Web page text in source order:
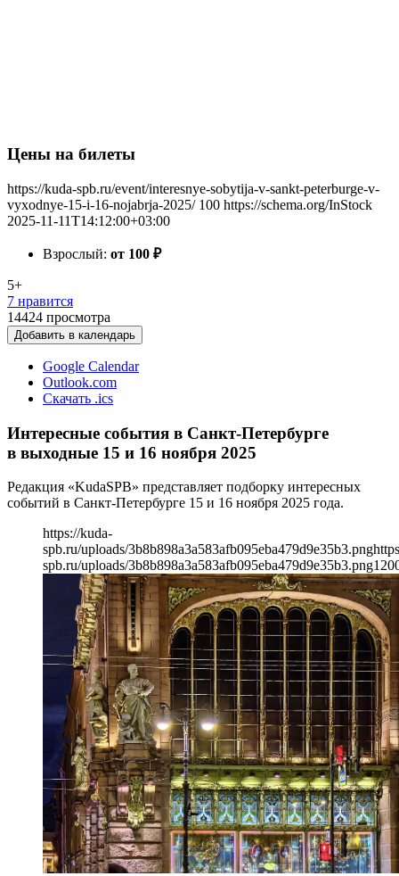
Цены на билеты
https://kuda-spb.ru/event/interesnye-sobytija-v-sankt-peterburge-v-
vyxodnye-15-i-16-nojabrja-2025/ 100 https://schema.org/InStock
2025-11-11T14:12:00+03:00
Взрослый: от 100 ₽
5+
7 нравится
14424 просмотра
Добавить в календарь
Google Calendar
Outlook.com
Скачать .ics
Интересные события в Санкт-Петербурге
в выходные 15 и 16 ноября 2025
Редакция «KudaSPB» представляет подборку интересных
событий в Санкт-Петербурге 15 и 16 ноября 2025 года.
https://kuda-
spb.ru/uploads/3b8b898a3a583afb095eba479d9e35b3.png
spb.ru/uploads/3b8b898a3a583afb095eba479d9e35b3.png